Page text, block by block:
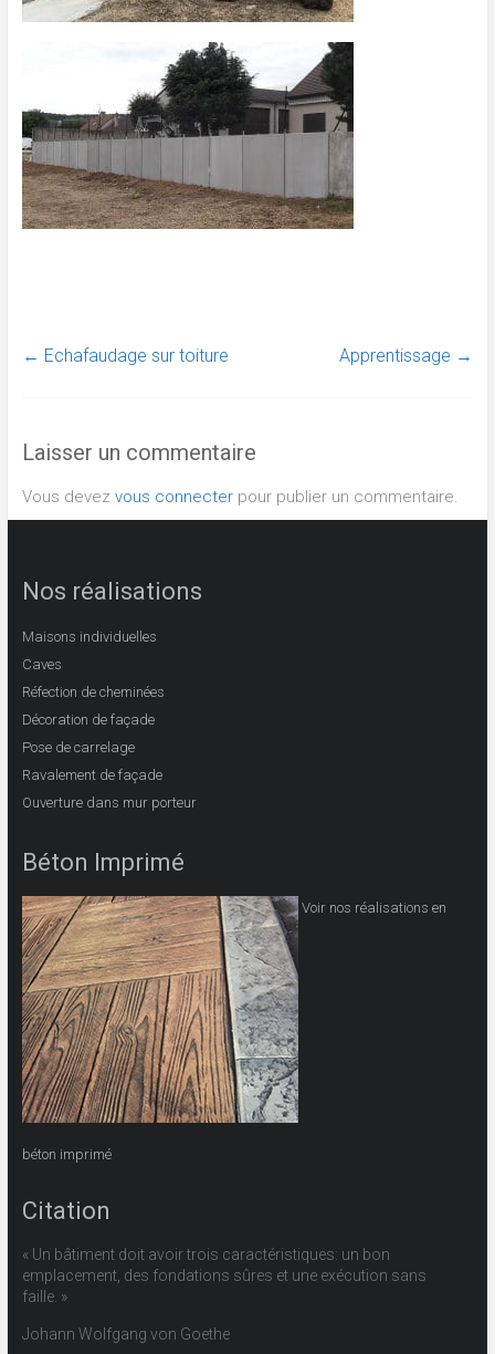
← Echafaudage sur toiture Apprentissage →
Laisser un commentaire
Vous devez vous connecterpour publier un commentaire.
Nos réalisations
Maisons individuelles
Caves
Réfection de cheminées
Décoration de façade
Pose de carrelage
Ravalement de façade
Ouverture dans mur porteur
Béton Imprimé
Voir nos réalisations en
béton imprimé
Citation
« Un bâtiment doit avoir trois caractéristiques: un bon
emplacement, des fondations sûres et une exécution sans
faille. »
Johann Wolfgang von Goethe